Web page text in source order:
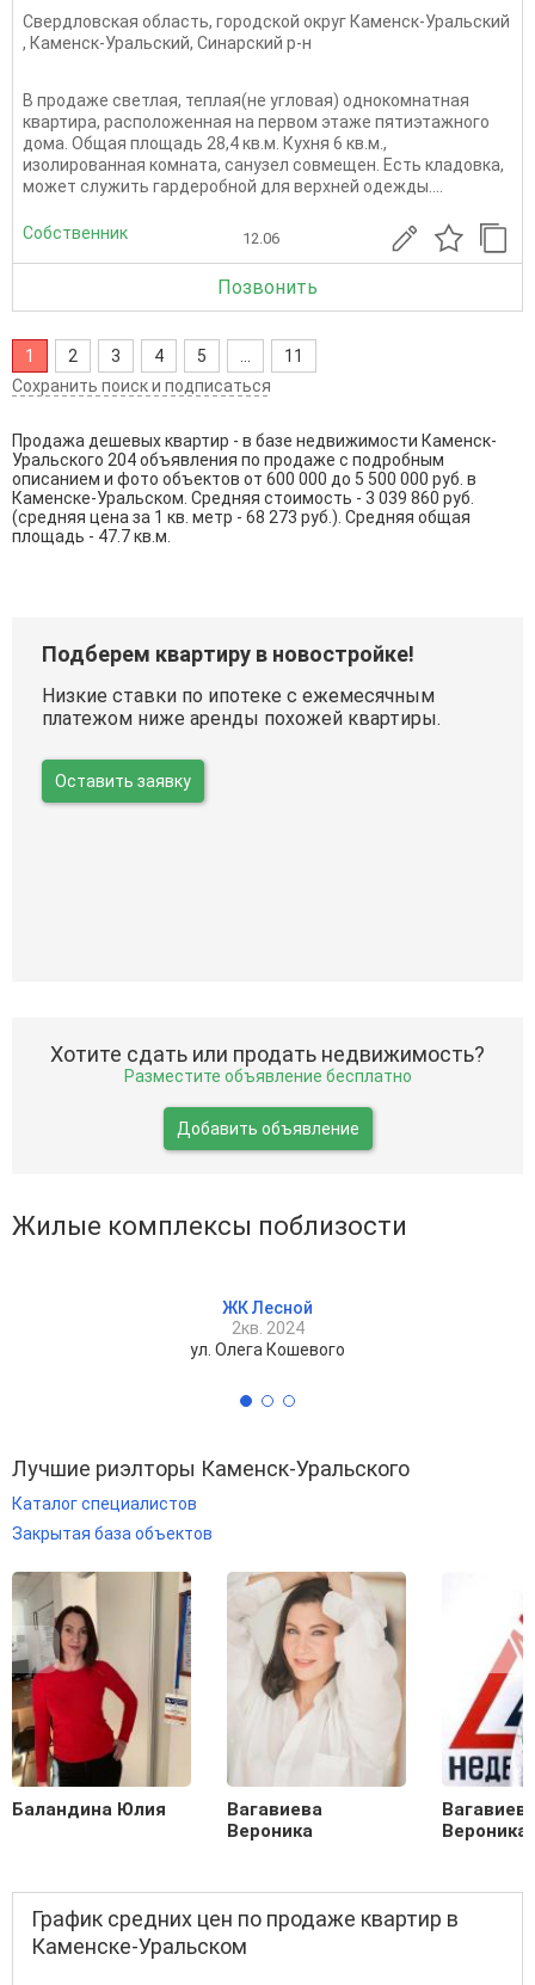
Свердловская область, городской округ Каменск-Уральский
, Каменск-Уральский, Синарский р-н
В продаже светлая, теплая(не угловая) однокомнатная
квартира, расположенная на первом этаже пятиэтажного
дома. Общая площадь 28,4 кв.м. Кухня 6 кв.м.,
изолированная комната, санузел совмещен. Есть кладовка,
может служить гардеробной для верхней одежды....
Собственник 12.06
Позвонить
1 2 3 4 5
11
Сохранить поиск и подписаться
Продажа дешевых квартир - в базе недвижимости Каменск-
Уральского 204 объявления по продаже с подробным
описанием и фото объектов от 600 000 до 5 500 000 руб. в
Каменске-Уральском. Средняя стоимость - 3 039 860 руб.
(средняя цена за 1 кв. метр - 68 273 руб.). Средняя общая
площадь - 47.7 кв.м.
Подберем квартиру в новостройке!
Низкие ставки по ипотеке с ежемесячным
платежом ниже аренды похожей квартиры.
Оставить заявку
Хотите сдать или продать недвижимость?
Разместите объявление бесплатно
Добавить объявление
Жилые комплексы поблизости
ЖК Лесной
2кв. 2024
ул. Олега Кошевого
Лучшие риэлторы Каменск-Уральского
Каталог специалистов
Закрытая база объектов
Баландина Юлия
Вагавиева
Вероника
Вероника
График средних цен по продаже квартир в
Каменске-Уральском